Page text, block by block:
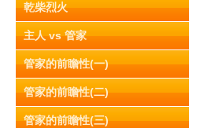
乾柴烈火
主人 vs 管家
管家的前瞻性(一)
管家的前瞻性(二)
管家的前瞻性(三)